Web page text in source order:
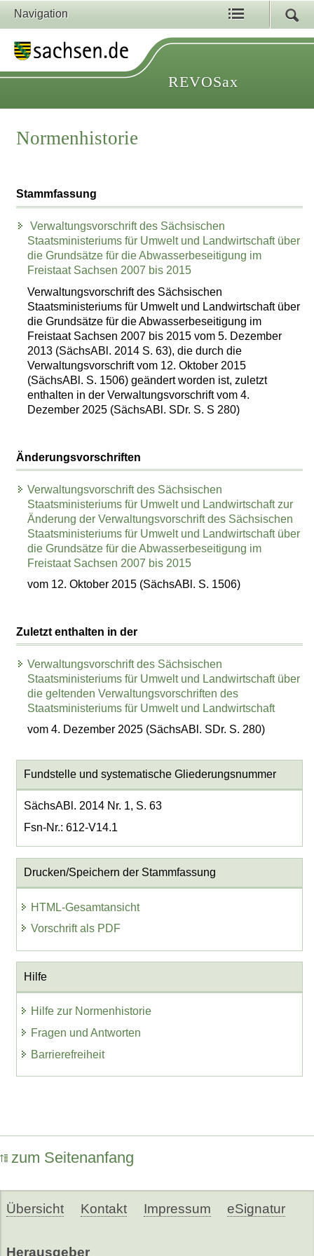
Navigation
REVOSax
Normenhistorie
Stammfassung
Verwaltungsvorschrift des Sächsischen
Staatsministeriums für Umwelt und Landwirtschaft über
die Grundsätze für die Abwasserbeseitigung im
Freistaat Sachsen 2007 bis 2015
Verwaltungsvorschrift des Sächsischen
Staatsministeriums für Umwelt und Landwirtschaft über
die Grundsätze für die Abwasserbeseitigung im
Freistaat Sachsen 2007 bis 2015 vom 5. Dezember
2013 (SächsABl. 2014 S. 63), die durch die
Verwaltungsvorschrift vom 12. Oktober 2015
(SächsABl. S. 1506) geändert worden ist, zuletzt
enthalten in der Verwaltungsvorschrift vom 4.
Dezember 2025 (SächsABl. SDr. S. S 280)
Änderungsvorschriften
Verwaltungsvorschrift des Sächsischen
Staatsministeriums für Umwelt und Landwirtschaft zur
Änderung der Verwaltungsvorschrift des Sächsischen
Staatsministeriums für Umwelt und Landwirtschaft über
die Grundsätze für die Abwasserbeseitigung im
Freistaat Sachsen 2007 bis 2015
vom 12. Oktober 2015 (SächsABl. S. 1506)
Zuletzt enthalten in der
Verwaltungsvorschrift des Sächsischen
Staatsministeriums für Umwelt und Landwirtschaft über
die geltenden Verwaltungsvorschriften des
Staatsministeriums für Umwelt und Landwirtschaft
vom 4. Dezember 2025 (SächsABl. SDr. S. 280)
Fundstelle und systematische Gliederungsnummer
SächsABl. 2014 Nr. 1, S. 63
Fsn-Nr.: 612-V14.1
Drucken/Speichern der Stammfassung
HTML-Gesamtansicht
Vorschrift als PDF
Hilfe
Hilfe zur Normenhistorie
Fragen und Antworten
Barrierefreiheit
zum Seitenanfang
Übersicht Kontakt Impressum eSignatur
Herausgeber